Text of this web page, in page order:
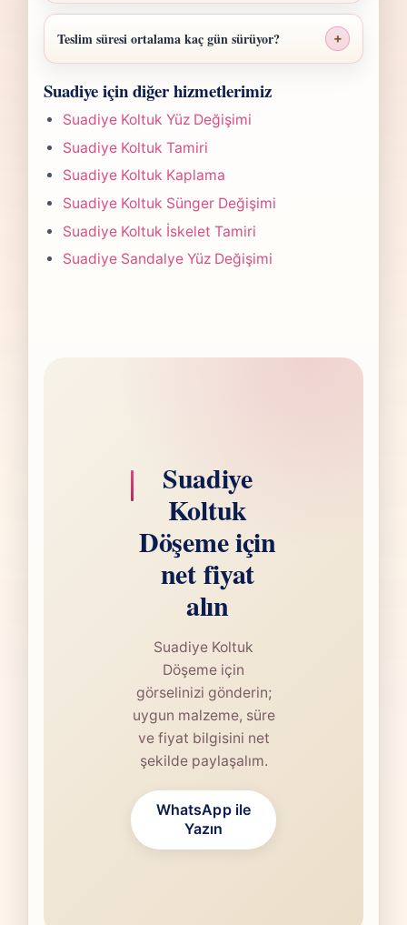
Suadiye Koltuk Döşeme fiyatı; ölçü,
malzeme sınıfı, işçilik yoğunluğu ve teslim
planına göre belirlenir. Fotoğraf
gönderdiğinizde hızlıca anlaşılır bir aralık
paylaşırız.
Teslim süresi ortalama kaç gün sürüyor? +
yapılan işlemin kapsamına göre değişir.
Çoğu projede 5-7 iş günü hedefiyle çalışır,
olası değişikliği önceden bildiririz.
Suadiye için diğer hizmetlerimiz
Suadiye Koltuk Yüz Değişimi
Suadiye Koltuk Tamiri
Suadiye Koltuk Kaplama
Suadiye Koltuk Sünger Değişimi
Suadiye Koltuk İskelet Tamiri
Suadiye Sandalye Yüz Değişimi
Suadiye
Koltuk
Döşeme için
net fiyat
alın
Suadiye Koltuk
Döşeme için
görselinizi gönderin;
uygun malzeme, süre
ve fiyat bilgisini net
şekilde paylaşalım.
WhatsApp ile
Yazın